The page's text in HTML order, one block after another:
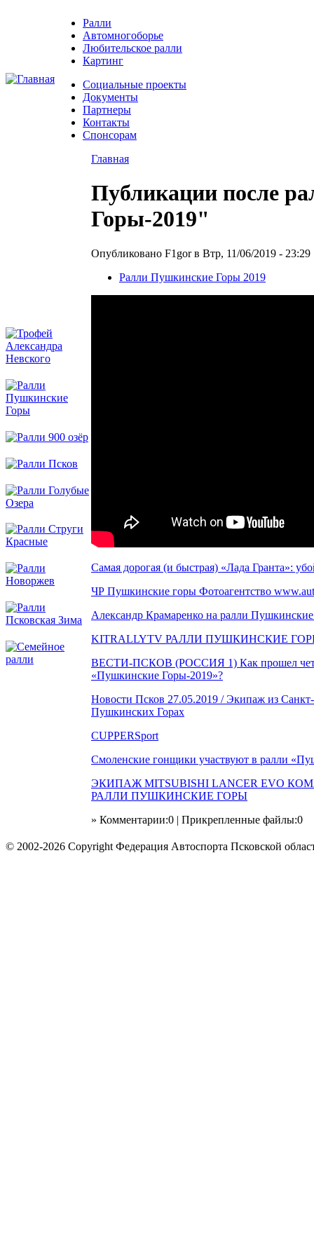
Ралли
Автомногоборье
Любительское ралли
Картинг
Социальные проекты
Документы
Партнеры
Контакты
Спонсорам
Главная
Публикации после
Горы-2019"
Опубликовано F1gor в Втр, 11/06/2019 - 23:29
Ралли Пушкинские Горы 2019
Самая дорогая (и быстрая) «Лада Гранта»:
ЧР Пушкинские горы Фотоагентство
Александр Крамаренко на ралли
KITRALLYTV РАЛЛИ ПУШКИНСКИЕ
ВЕСТИ-ПСКОВ (РОССИЯ 1) Как прошел
«Пушкинские Горы-2019»?
Новости Псков 27.05.2019 / Экипаж из
Пушкинских Горах
CUPPERSport
Смоленские гонщики участвуют в ралли
ЭКИПАЖ MITSUBISHI LANCER EVO
РАЛЛИ ПУШКИНСКИЕ ГОРЫ
» Комментарии:0 | Прикрепленные файлы:0
© 2002-2026 Copyright Федерация Автоспорта Псковской